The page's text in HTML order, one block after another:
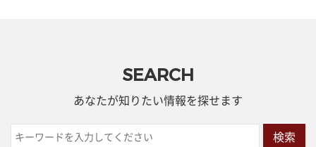
SEARCH
あなたが知りたい情報を探せます
検索